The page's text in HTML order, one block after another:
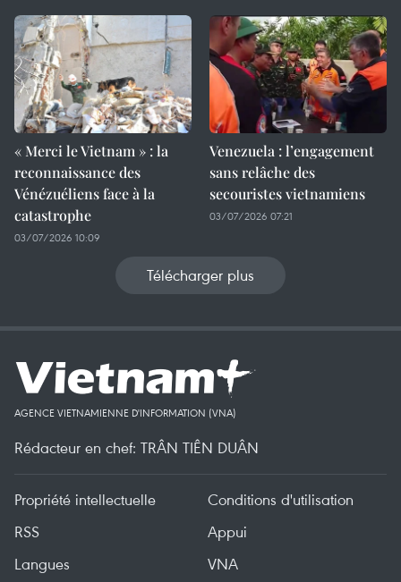
« Merci le Vietnam » : la
reconnaissance des
Vénézuéliens face à la
catastrophe
03/07/2026 10:09
Venezuela : l’engagement
sans relâche des
secouristes vietnamiens
03/07/2026 07:21
Télécharger plus
AGENCE VIETNAMIENNE D'INFORMATION (VNA)
Rédacteur en chef: TRÂN TIÊN DUÂN
Propriété intellectuelle
Conditions d'utilisation
RSS
Appui
Langues
VNA